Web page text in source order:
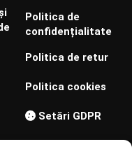
Politica de
confidențialitate
Politica de retur
Politica cookies
Setări GDPR